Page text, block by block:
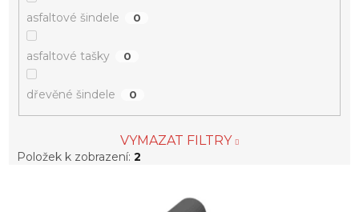
asfaltové šindele 0
asfaltové tašky 0
dřevěné šindele 0
VYMAZAT FILTRY
Položek k zobrazení:2